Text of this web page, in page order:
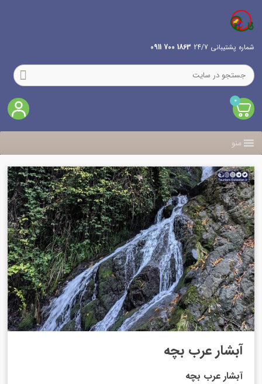
شماره پشتیبانی 24/7 1863 700 0911
0
منو
آبشار عرب بچه
آبشار عرب بچه